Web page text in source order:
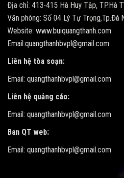
Địa chỉ: 413-415 Hà Huy Tập, TP.Hà
Văn phòng: Số 04 Lý Tự Trọng,Tp.Đà
Website: www.buiquangthanh.com
Email:quangthanhbvpl@gmail.com
Liên hệ tòa soạn:
Email: quangthanhbvpl@gmail.com
Liên hệ quảng cáo:
Email: quangthanhbvpl@gmail.com
Ban QT web:
Email: quangthanhbvpl@gmail.com